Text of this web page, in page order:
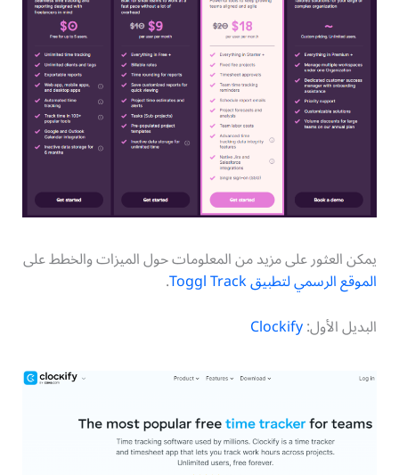
يمكن العثور على مزيد من المعلومات حول الميزات والخطط على
الموقع الرسمي لتطبيق Toggl Track
.
البديل الأول:Clockify